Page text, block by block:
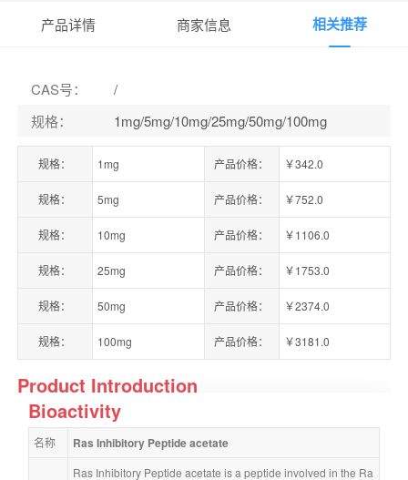
产品详情 商家信息 相关推荐
CAS号：
/
规格： 1mg/5mg/10mg/25mg/50mg/100mg
规格： 1mg 产品价格： ￥342.0
规格： 5mg 产品价格： ￥752.0
规格： 10mg 产品价格： ￥1106.0
规格： 25mg 产品价格： ￥1753.0
规格： 50mg 产品价格： ￥2374.0
规格： 100mg 产品价格： ￥3181.0
Product Introduction
Bioactivity
名称 Ras Inhibitory Peptide acetate
Ras Inhibitory Peptide acetate is a peptide involved in the Ra